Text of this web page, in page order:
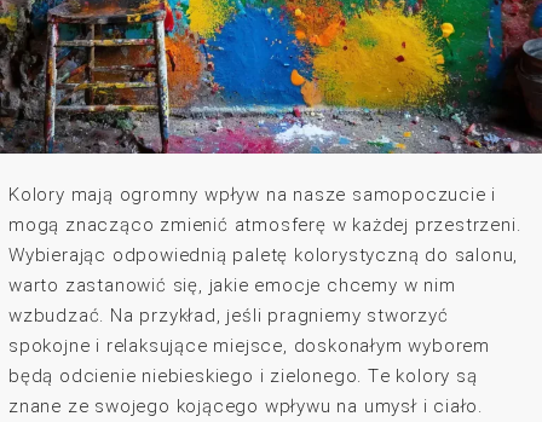
Kolory mają ogromny wpływ na nasze samopoczucie i
mogą znacząco zmienić atmosferę w każdej przestrzeni.
Wybierając odpowiednią paletę kolorystyczną do salonu,
warto zastanowić się, jakie emocje chcemy w nim
wzbudzać. Na przykład, jeśli pragniemy stworzyć
spokojne i relaksujące miejsce, doskonałym wyborem
będą odcienie niebieskiego i zielonego. Te kolory są
znane ze swojego kojącego wpływu na umysł i ciało.